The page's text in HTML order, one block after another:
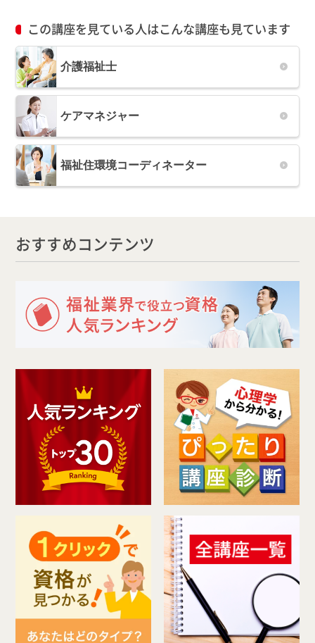
この講座を見ている人はこんな講座も見ています
介護福祉士
ケアマネジャー
福祉住環境コーディネーター
おすすめコンテンツ